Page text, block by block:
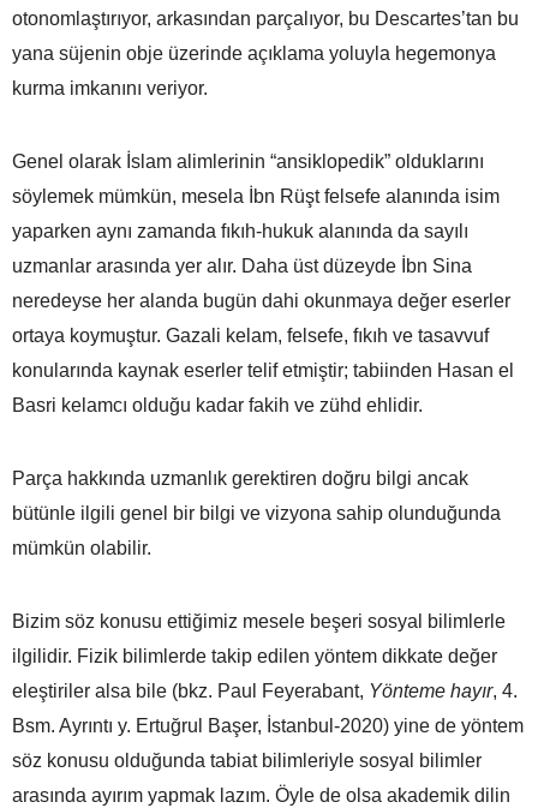
otonomlaştırıyor, arkasından parçalıyor, bu Descartes’tan bu
yana süjenin obje üzerinde açıklama yoluyla hegemonya
kurma imkanını veriyor.
Genel olarak İslam alimlerinin “ansiklopedik” olduklarını
söylemek mümkün, mesela İbn Rüşt felsefe alanında isim
yaparken aynı zamanda fıkıh-hukuk alanında da sayılı
uzmanlar arasında yer alır. Daha üst düzeyde İbn Sina
neredeyse her alanda bugün dahi okunmaya değer eserler
ortaya koymuştur. Gazali kelam, felsefe, fıkıh ve tasavvuf
konularında kaynak eserler telif etmiştir; tabiinden Hasan el
Basri kelamcı olduğu kadar fakih ve zühd ehlidir.
Parça hakkında uzmanlık gerektiren doğru bilgi ancak
bütünle ilgili genel bir bilgi ve vizyona sahip olunduğunda
mümkün olabilir.
Bizim söz konusu ettiğimiz mesele beşeri sosyal bilimlerle
ilgilidir. Fizik bilimlerde takip edilen yöntem dikkate değer
eleştiriler alsa bile (bkz. Paul Feyerabant, Yönteme hayır, 4.
Bsm. Ayrıntı y. Ertuğrul Başer, İstanbul-2020) yine de yöntem
söz konusu olduğunda tabiat bilimleriyle sosyal bilimler
arasında ayırım yapmak lazım. Öyle de olsa akademik dilin